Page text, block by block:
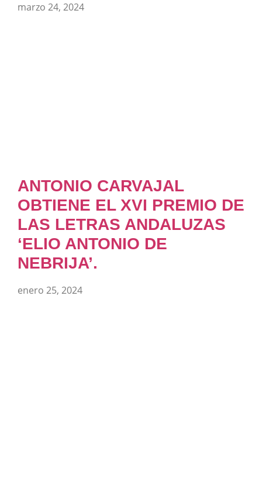
marzo 24, 2024
ANTONIO CARVAJAL
OBTIENE EL XVI PREMIO DE
LAS LETRAS ANDALUZAS
‘ELIO ANTONIO DE
NEBRIJA’.
enero 25, 2024